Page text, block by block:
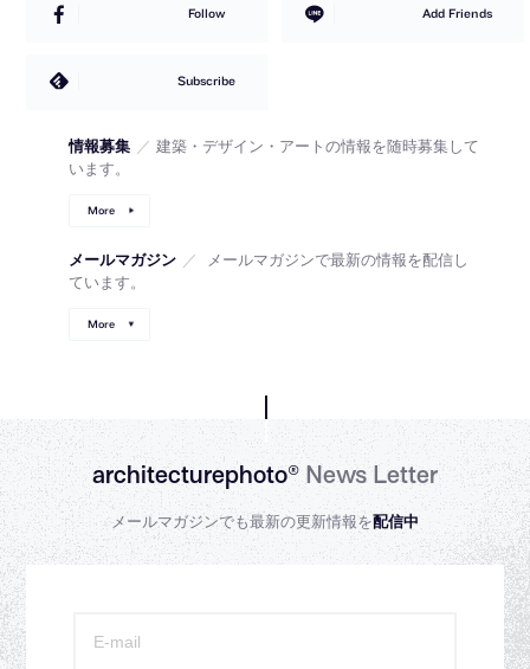
Follow Add Friends
Subscribe
情報募集 ／ 建築・デザイン・アートの情報を随時募集して
います。
More
メールマガジン ／
メールマガジンで最新の情報を配信し
ています。
More
architecturephoto®News Letter
メールマガジンでも最新の更新情報を配信中